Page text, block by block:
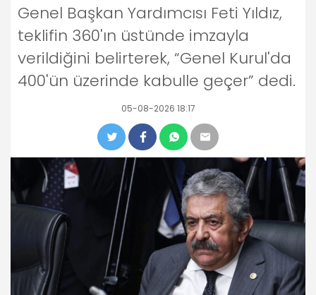
Genel Başkan Yardımcısı Feti Yıldız,
teklifin 360'ın üstünde imzayla
verildiğini belirterek, “Genel Kurul'da
400'ün üzerinde kabulle geçer” dedi.
05-08-2026 18:17